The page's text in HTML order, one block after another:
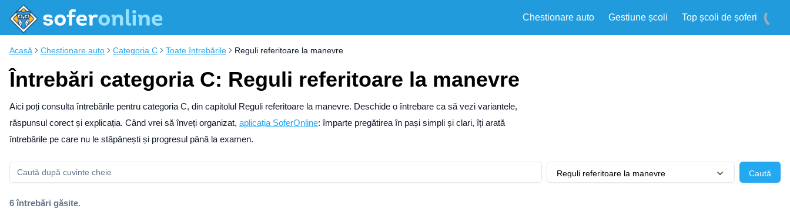
Chestionare auto Gestiune școli Top școli de șoferi
Acasă Chestionare auto Categoria C Toate întrebările Reguli referitoare la manevre
Întrebări categoria C: Reguli referitoare la manevre
Aici poți consulta întrebările pentru categoria C, din capitolul Reguli referitoare la manevre. Deschide o întrebare ca să vezi variantele,
răspunsul corect și explicația. Când vrei să înveți organizat, aplicația SoferOnline: împarte pregătirea în pași simpli și clari, îți arată
întrebările pe care nu le stăpânești și progresul până la examen.
Reguli referitoare la manevre Caută
6 întrebări găsite.